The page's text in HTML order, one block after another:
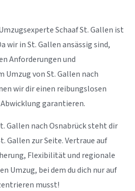
Schaaf St. Gallen ist
wir in St. Gallen ansässig sind,
Anforderungen und
Umzug von St. Gallen nach
wir dir einen reibungslosen
garantieren.
Gallen nach Osnabrück steht dir
Gallen zur Seite. Vertraue auf
Flexibilität und regionale
Umzug, bei dem du dich nur auf
musst!